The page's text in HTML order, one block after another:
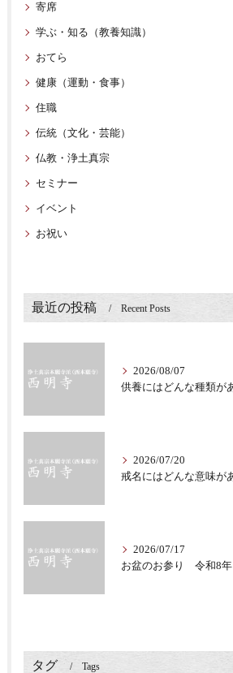
寄席
学ぶ・知る（教養知識）
おてら
健康（運動・食事）
住職
伝統（文化・芸能）
仏教・浄土真宗
セミナー
イベント
お祝い
最近の投稿 Recent Posts
2026/08/07
2026/07/20
2026/07/17
お盆のお参り 令和8年
タグ Tags